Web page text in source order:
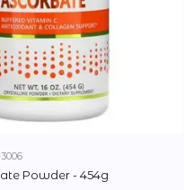
Powder - 454g